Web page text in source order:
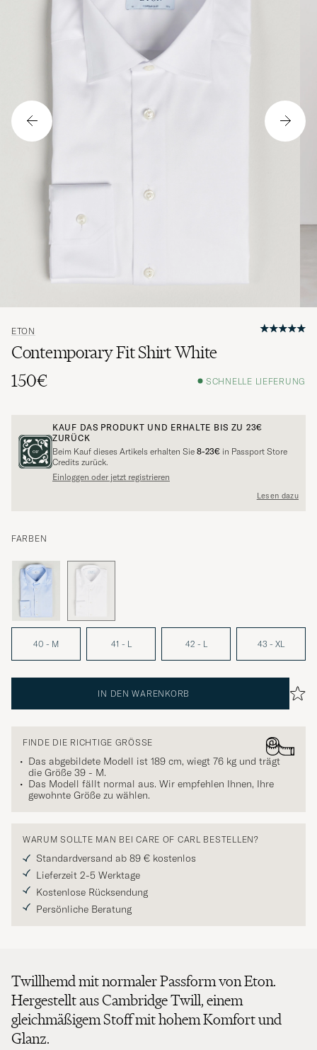
ETON
Contemporary Fit Shirt White
150€
SCHNELLE LIEFERUNG
KAUF DAS PRODUKT UND ERHALTE BIS ZU 23€
ZURÜCK
Beim Kauf dieses Artikels erhalten Sie 8-23€ in Passport Store
Credits zurück.
Einloggen oder jetzt registrieren
Lesen dazu
FARBEN
40 - M 41 - L 42 - L 43 - XL
IN DEN WARENKORB
FINDE DIE RICHTIGE GRÖSSE
Das abgebildete Modell ist 189 cm, wiegt 76 kg und trägt
die Größe 39 - M.
Das Modell fällt normal aus. Wir empfehlen Ihnen, Ihre
gewohnte Größe zu wählen.
WARUM SOLLTE MAN BEI CARE OF CARL BESTELLEN?
Standardversand ab 89 € kostenlos
Lieferzeit 2-5 Werktage
Kostenlose Rücksendung
Persönliche Beratung
Twillhemd mit normaler Passform von Eton.
Hergestellt aus Cambridge Twill, einem
gleichmäßigem Stoff mit hohem Komfort und
Glanz.